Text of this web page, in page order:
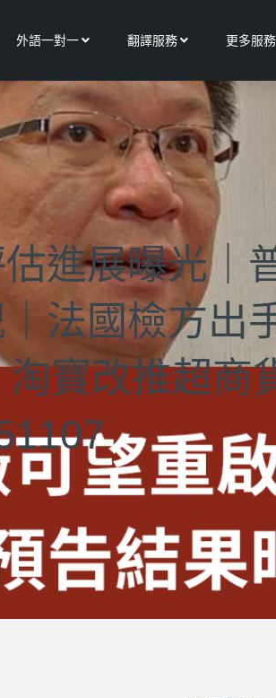
企業培訓
外語一對一Open 外語一對一
翻譯服務Open 翻譯服務
更多服務
進展曝光｜
法國檢方出
寶改推超商